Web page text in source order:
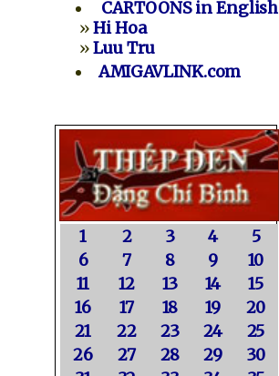
CARTOONS in English
»Hi Hoa
»Luu Tru
AMIGAVLINK.com
1 2 3 4
5
6
7 8 9
10
11
12 13 14
15
16
17 18 19
20
21
22 23 24
25
26
27 28 29
30